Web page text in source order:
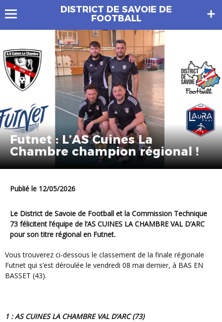
DISTRICT DE SAVOIE DE
FOOTBALL
Futnet : L’AS Cuines La
Chambre champion régional !
Publié le 12/05/2026
Le District de Savoie de Football et la Commission Technique
73 félicitent l’équipe de l’AS CUINES LA CHAMBRE VAL D’ARC
pour son titre régional en Futnet.
Vous trouverez ci-dessous le classement de la finale régionale
Futnet qui s’est déroulée le vendredi 08 mai dernier, à BAS EN
BASSET (43).
1 : AS CUINES LA CHAMBRE VAL D’ARC (73)